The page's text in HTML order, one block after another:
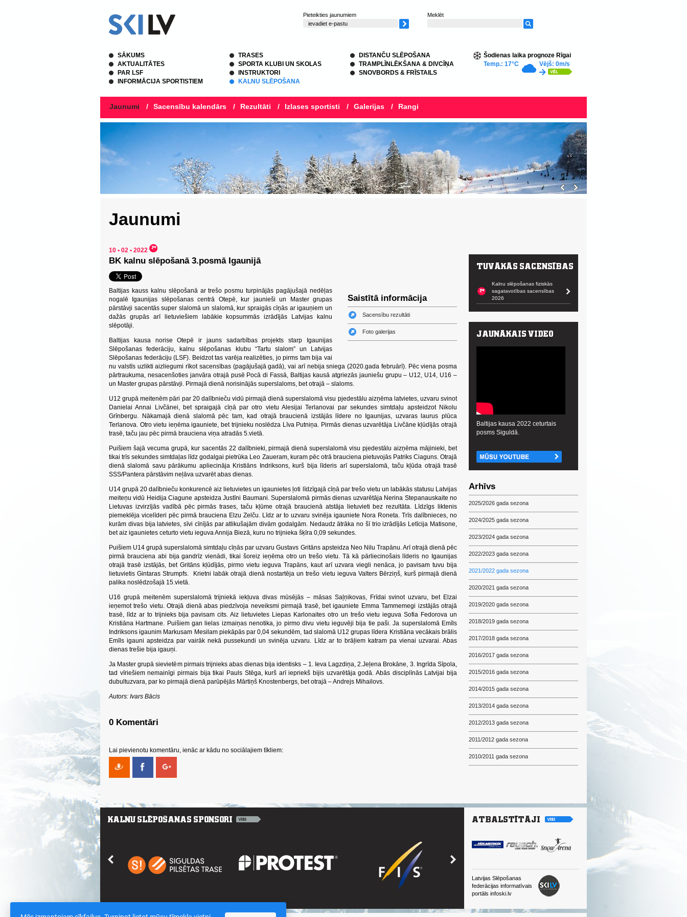
Pieteikties jaunumiem Meklēt
SĀKUMS
AKTUALITĀTES
PAR LSF
INFORMĀCIJA SPORTISTIEM
TRASES
SPORTA KLUBI UN SKOLAS
INSTRUKTORI
KALNU SLĒPOŠANA
DISTANČU SLĒPOŠANA
TRAMPLĪNLĒKŠANA & DIVCĪŅA
SNOVBORDS & FRĪSTAILS
Šodienas laika prognoze Rīgai
Temp.: 17°C
Vējš: 0m/s
Jaunumi / Sacensību kalendārs / Rezultāti / Izlases sportisti / Galerijas / Rangi
Jaunumi
10 • 02 • 2022
BK kalnu slēpošanā 3.posmā Igaunijā
Saistītā informācija
Sacensību rezultāti
Foto galerijas
Baltijas kauss kalnu slēpošanā ar trešo posmu turpinājās pagājušajā nedēļas
nogalē Igaunijas slēpošanas centrā Otepē, kur jaunieši un Master grupas
pārstāvji sacentās super slalomā un slalomā, kur spraigās cīņās ar igauņiem un
dažās grupās arī lietuviešiem labākie kopsummās izrādījās Latvijas kalnu
slēpotāji.
Baltijas kausa norise Otepē ir jauns sadarbības projekts starp Igaunijas
Slēpošanas federāciju, kalnu slēpošanas klubu “Tartu slalom” un Latvijas
Slēpošanas federāciju (LSF). Beidzot tas varēja realizēties, jo pirms tam bija vai
nu valstīs uzlikti aizliegumi rīkot sacensības (pagājušajā gadā), vai arī nebija sniega (2020.gada februārī). Pēc viena posma
pārtraukuma, nesacenšoties janvāra otrajā pusē Pocā di Fassā, Baltijas kausā atgriezās jauniešu grupu – U12, U14, U16 –
un Master grupas pārstāvji. Pirmajā dienā norisinājās superslaloms, bet otrajā – slaloms.
U12 grupā meitenēm pāri par 20 dalībnieču vidū pirmajā dienā superslalomā visu pjedestālu aizņēma latvietes, uzvaru svinot
Danielai Annai Livčānei, bet spraigajā cīņā par otro vietu Alesijai Terlanovai par sekundes simtdaļu apsteidzot Nikolu
Grīnbergu. Nākamajā dienā slalomā pēc tam, kad otrajā braucienā izstājās līdere no Igaunijas, uzvaras laurus plūca
Terlanova. Otro vietu ieņēma igauniete, bet trijnieku noslēdza Līva Putniņa. Pirmās dienas uzvarētāja Livčāne kļūdījās otrajā
trasē, taču jau pēc pirmā brauciena viņa atradās 5.vietā.
Puišiem šajā vecuma grupā, kur sacentās 22 dalībnieki, pirmajā dienā superslalomā visu pjedestālu aizņēma mājinieki, bet
tikai trīs sekundes simtdaļas līdz godalgai pietrūka Leo Zaueram, kuram pēc otrā brauciena pietuvojās Patriks Ciaguns. Otrajā
dienā slalomā savu pārākumu apliecināja Kristiāns Indriksons, kurš bija līderis arī superslalomā, taču kļūda otrajā trasē
SSS/Pantera pārstāvim neļāva uzvarēt abas dienas.
U14 grupā 20 dalībnieču konkurencē aiz lietuvietes un igaunietes ļoti līdzīgajā cīņā par trešo vietu un labākās statusu Latvijas
meiteņu vidū Heidija Ciagune apsteidza Justīni Baumani. Superslalomā pirmās dienas uzvarētāja Nerina Stepanauskaite no
Lietuvas izvirzījās vadībā pēc pirmās trases, taču kļūme otrajā braucienā atstāja lietuvieti bez rezultāta. Līdzīgs liktenis
piemeklēja vicelīderi pēc pirmā brauciena Elzu Zelču. Līdz ar to uzvaru svinēja igauniete Nora Roneta. Trīs dalībnieces, no
kurām divas bija latvietes, sīvi cīnījās par atlikušajām divām godalgām. Nedaudz ātrāka no šī trio izrādījās Letīcija Matisone,
bet aiz igaunietes ceturto vietu ieguva Annija Biezā, kuru no trijnieka šķīra 0,09 sekundes.
Puišiem U14 grupā superslalomā simtdaļu cīņās par uzvaru Gustavs Gritāns apsteidza Neo Nilu Trapānu. Arī otrajā dienā pēc
pirmā brauciena abi bija gandrīz vienādi, tikai šoreiz ieņēma otro un trešo vietu. Tā kā pārliecinošais līderis no Igaunijas
otrajā trasē izstājās, bet Gritāns kļūdījās, pirmo vietu ieguva Trapāns, kaut arī uzvara viegli nenāca, jo pavisam tuvu bija
lietuvietis Gintaras Strumpfs. Krietni labāk otrajā dienā nostartēja un trešo vietu ieguva Valters Bērziņš, kurš pirmajā dienā
palika noslēdzošajā 15.vietā.
U16 grupā meitenēm superslalomā trijniekā iekļuva divas mūsējās – māsas Saļņikovas, Frīdai svinot uzvaru, bet Elzai
ieņemot trešo vietu. Otrajā dienā abas piedzīvoja neveiksmi pirmajā trasē, bet igauniete Emma Tammemegi izstājās otrajā
trasē, līdz ar to trijnieks bija pavisam cits. Aiz lietuvietes Liepas Karlonaites otro un trešo vietu ieguva Sofia Fedorova un
Kristiāna Hartmane. Puišiem gan lielas izmaiņas nenotika, jo pirmo divu vietu ieguvēji bija tie paši. Ja superslalomā Emīls
Indriksons igaunim Markusam Mesilam piekāpās par 0,04 sekundēm, tad slalomā U12 grupas līdera Kristiāna vecākais brālis
Emīls igauni apsteidza par vairāk nekā pussekundi un svinēja uzvaru. Līdz ar to brāļiem katram pa vienai uzvarai. Abas
dienas trešie bija igauņi.
Ja Master grupā sievietēm pirmais trijnieks abas dienas bija identisks – 1. Ieva Lagzdiņa, 2.Jeļena Brokāne, 3. Ingrīda Sīpola,
tad vīriešiem nemainīgi pirmais bija tikai Pauls Stēga, kurš arī iepriekš bijis uzvarētāja godā. Abās disciplīnās Latvijai bija
dubultuzvara, par ko pirmajā dienā parūpējās Mārtiņš Knostenbergs, bet otrajā – Andrejs Mihailovs.
Autors: Ivars Bācis
0 Komentāri
Lai pievienotu komentāru, ienāc ar kādu no sociālajiem tīkliem:
Kalnu slēpošanas fiziskās
sagatavotības sacensības
2026
Baltijas kausa 2022 ceturtais
posms Siguldā.
Arhīvs
2025/2026 gada sezona
2024/2025 gada sezona
2023/2024 gada sezona
2022/2023 gada sezona
2021/2022 gada sezona
2020/2021 gada sezona
2019/2020 gada sezona
2018/2019 gada sezona
2017/2018 gada sezona
2016/2017 gada sezona
2015/2016 gada sezona
2014/2015 gada sezona
2013/2014 gada sezona
2012/2013 gada sezona
2011/2012 gada sezona
2010/2011 gada sezona
Latvijas Slēpošanas
federācijas informatīvais
portāls infoski.lv